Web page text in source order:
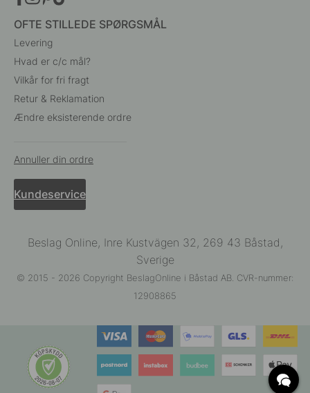
OFTE STILLEDE SPØRGSMÅL
Levering
Hvad er c/c mål?
Vilkår for fri fragt
Retur & Reklamation
Ændre eksisterende ordre
Annuller din ordre
Kundeservice
Beslag Online, Inre Kustvägen 32, 269 43 Båstad,
Sverige
© 2015 - 2026 Copyright BeslagOnline i Båstad AB. CVR-nummer:
12908865